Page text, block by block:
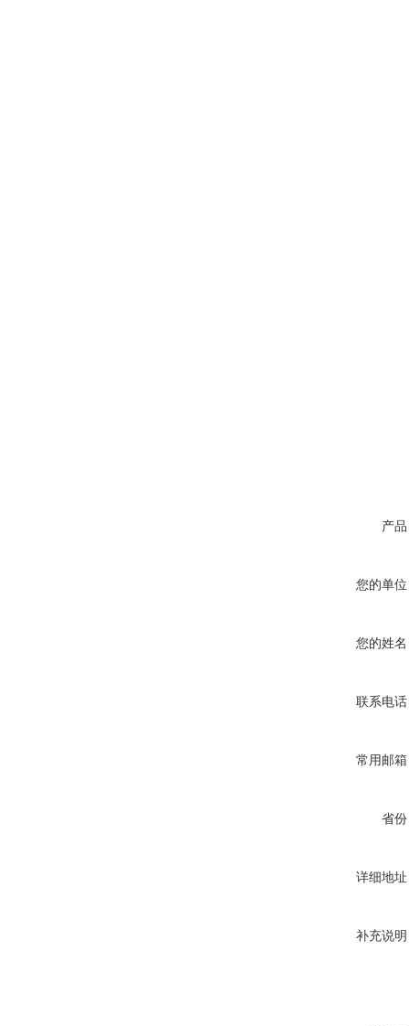
产
您的单
您的姓
联系电
常用邮
省
详细地
补充说